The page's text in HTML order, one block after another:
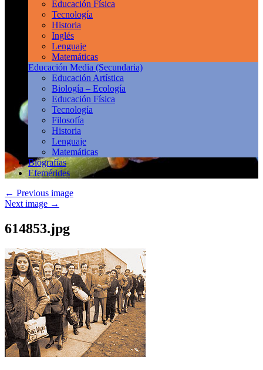
Educación Física
Tecnología
Historia
Inglés
Lenguaje
Matemáticas
Educación Media (Secundaria)
Educación Artística
Biología – Ecología
Educación Física
Tecnología
Filosofía
Historia
Lenguaje
Matemáticas
Biografías
Efemérides
← Previous image
Next image →
614853.jpg